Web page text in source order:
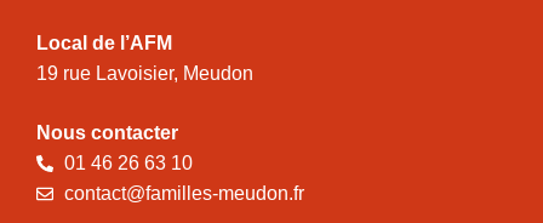
Local de l’AFM
19 rue Lavoisier, Meudon
Nous contacter
01 46 26 63 10
contact@familles-meudon.fr